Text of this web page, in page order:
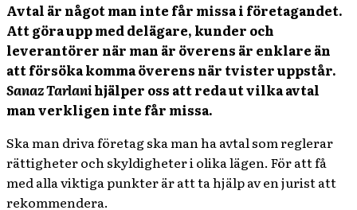
Avtal är något man inte får missa i företagandet.
Att göra upp med delägare, kunder och
leverantörer när man är överens är enklare än
att försöka komma överens när tvister uppstår.
Sanaz Tarlanihjälper oss att reda ut vilka avtal
man verkligen inte får missa.
Ska man driva företag ska man ha avtal som reglerar
rättigheter och skyldigheter i olika lägen. För att få
med alla viktiga punkter är att ta hjälp av en jurist att
rekommendera.